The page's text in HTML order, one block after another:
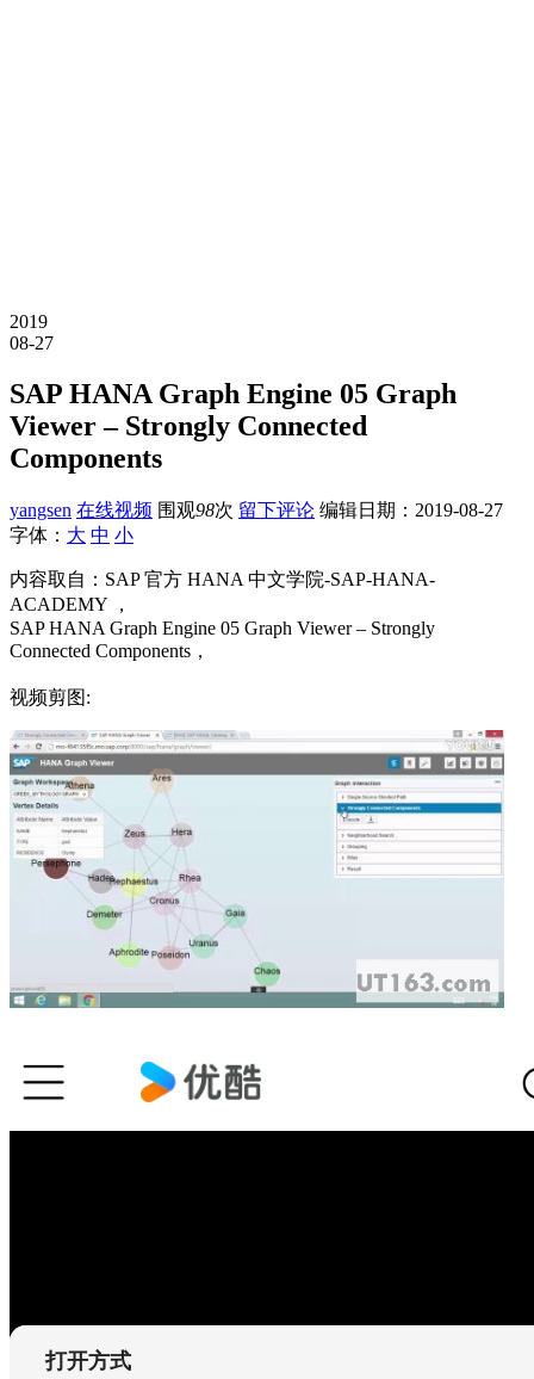
2019
08-27
SAP HANA Graph Engine 05 Graph
Viewer – Strongly Connected
Components
yangsen 在线视频 围观98次 留下评论 编辑日期： 2019-08-27
字体： 大 中 小
内容取自：SAP 官方 HANA 中文学院-SAP-HANA-
ACADEMY ，
SAP HANA Graph Engine 05 Graph Viewer – Strongly
Connected Components，
视频剪图: